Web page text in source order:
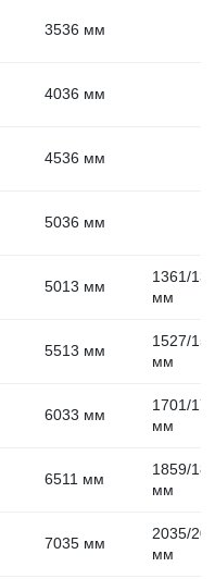
3536 мм
4036 мм
4536 мм
5036 мм
5013 мм
1361/
мм
5513 мм
1527/
мм
6033 мм
1701/
мм
6511 мм
1859/
мм
7035 мм
2035/
мм